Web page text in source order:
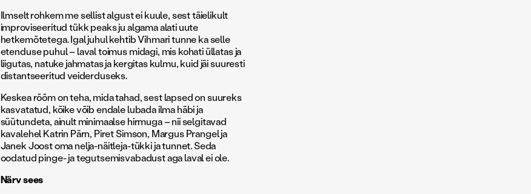
Ilmselt rohkem me sellist algust ei kuule, sest täielikult
improviseeritud tükk peaks ju algama alati uute
hetkemõtetega. Igal juhul kehtib Vihmari tunne ka selle
etenduse puhul – laval toimus midagi, mis kohati üllatas ja
liigutas, natuke jahmatas ja kergitas kulmu, kuid jäi suuresti
distantseeritud veiderduseks.
Keskea rõõm on teha, mida tahad, sest lapsed on suureks
kasvatatud, kõike võib endale lubada ilma häbi ja
süütundeta, ainult minimaalse hirmuga – nii selgitavad
kavalehel Katrin Pärn, Piret Simson, Margus Prangel ja
Janek Joost oma nelja-näitleja-tükki ja tunnet. Seda
oodatud pinge- ja tegutsemisvabadust aga laval ei ole.
Närv sees